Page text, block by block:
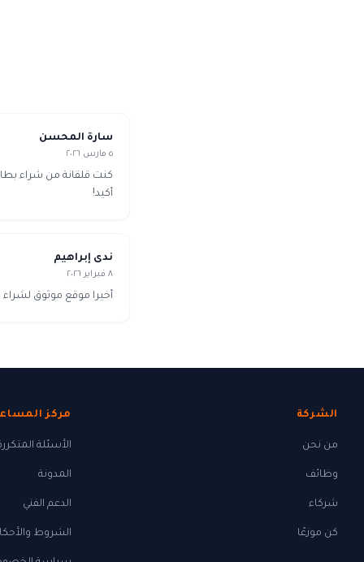
سارة المحسن
٥ مارس ٢٠٢٦
كنت قلقانة من شراء
أكيد!
ندى إبراهيم
٨ فبراير ٢٠٢٦
أخيرا موقع موثوق
الشركة
من نحن
وظائف
شركاء
كن موزعًا
مركز
الأسئلة
المدونة
الدعم الفني
الشروط